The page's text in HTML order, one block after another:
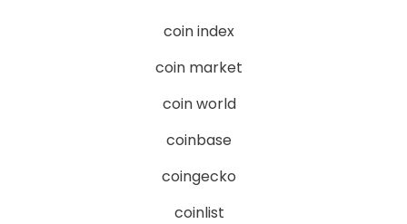
coin index
coin market
coin world
coinbase
coingecko
coinlist